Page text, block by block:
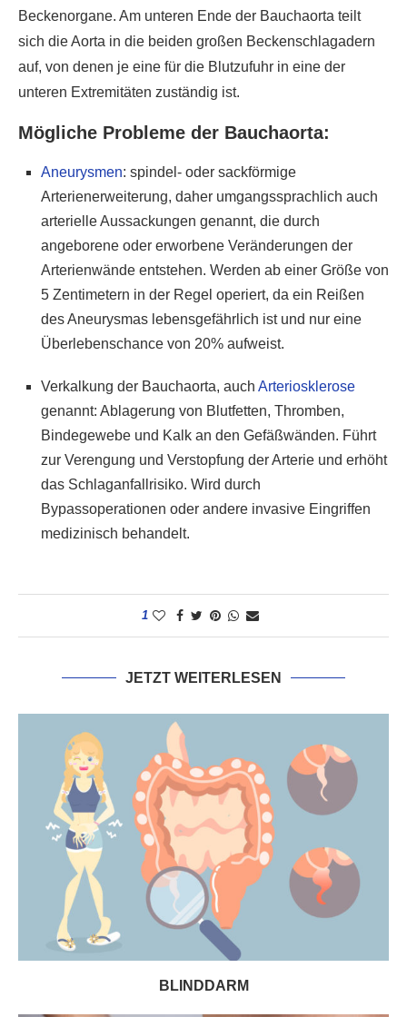
Beckenorgane. Am unteren Ende der Bauchaorta teilt
sich die Aorta in die beiden großen Beckenschlagadern
auf, von denen je eine für die Blutzufuhr in eine der
unteren Extremitäten zuständig ist.
Mögliche Probleme der Bauchaorta:
Aneurysmen: spindel- oder sackförmige
Arterienerweiterung, daher umgangssprachlich auch
arterielle Aussackungen genannt, die durch
angeborene oder erworbene Veränderungen der
Arterienwände entstehen. Werden ab einer Größe von
5 Zentimetern in der Regel operiert, da ein Reißen
des Aneurysmas lebensgefährlich ist und nur eine
Überlebenschance von 20% aufweist.
Verkalkung der Bauchaorta, auch Arteriosklerose
genannt: Ablagerung von Blutfetten, Thromben,
Bindegewebe und Kalk an den Gefäßwänden. Führt
zur Verengung und Verstopfung der Arterie und erhöht
das Schlaganfallrisiko. Wird durch
Bypassoperationen oder andere invasive Eingriffen
medizinisch behandelt.
1
JETZT WEITERLESEN
BLINDDARM